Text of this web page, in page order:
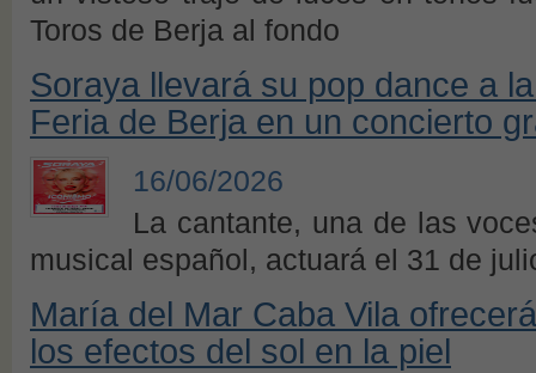
Toros de Berja al fondo
Soraya llevará su pop dance a
Feria de Berja en un concierto
16/06/2026
La cantante, una de las
musical español, actuará el 31 de
María del Mar Caba Vila
los efectos del sol en la piel